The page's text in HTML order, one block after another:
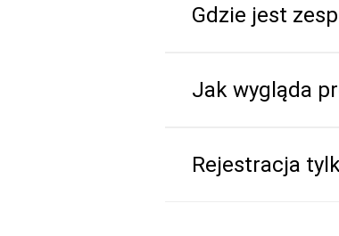
Gdzie jest
Jak wygląda
Rejestracja